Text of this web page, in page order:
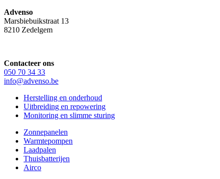
Advenso
Marsbiebuikstraat 13
8210 Zedelgem
Contacteer ons
050 70 34 33
info@advenso.be
Herstelling en onderhoud
Uitbreiding en repowering
Monitoring en slimme sturing
Zonnepanelen
Warmtepompen
Laadpalen
Thuisbatterijen
Airco